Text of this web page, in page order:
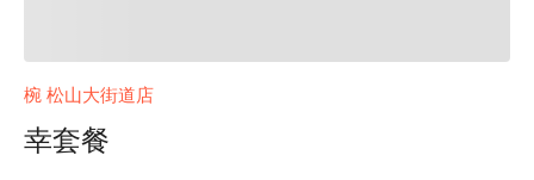
椀 松山大街道店
幸套餐